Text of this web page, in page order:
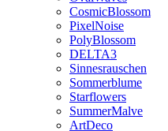
CosmicBlossom
PixelNoise
PolyBlossom
DELTA3
Sinnesrauschen
Sommerblume
Starflowers
SummerMalve
ArtDeco